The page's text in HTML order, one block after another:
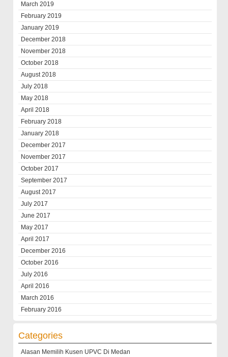
March 2019
February 2019
January 2019
December 2018
November 2018
October 2018
August 2018
July 2018
May 2018
April 2018
February 2018
January 2018
December 2017
November 2017
October 2017
September 2017
August 2017
July 2017
June 2017
May 2017
April 2017
December 2016
October 2016
July 2016
April 2016
March 2016
February 2016
Categories
Alasan Memilih Kusen UPVC Di Medan